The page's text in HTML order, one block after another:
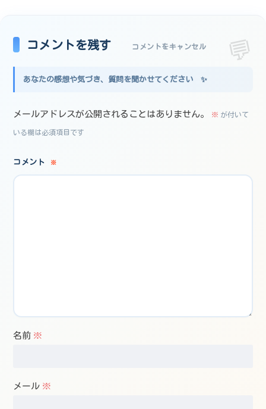
コメントを残す コメントをキャンセル
メールアドレスが公開されることはありません。 ※ が付いて
いる欄は必須項目です
コメント ※
名前 ※
メール ※